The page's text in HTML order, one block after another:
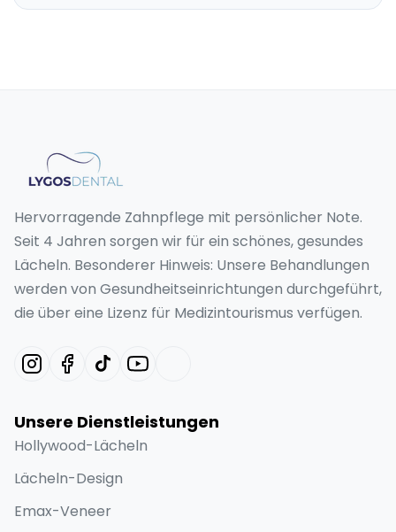
Hervorragende Zahnpflege mit persönlicher Note.
Seit 4 Jahren sorgen wir für ein schönes, gesundes
Lächeln. Besonderer Hinweis: Unsere Behandlungen
werden von Gesundheitseinrichtungen durchgeführt,
die über eine Lizenz für Medizintourismus verfügen.
Unsere Dienstleistungen
Hollywood-Lächeln
Lächeln-Design
Emax-Veneer